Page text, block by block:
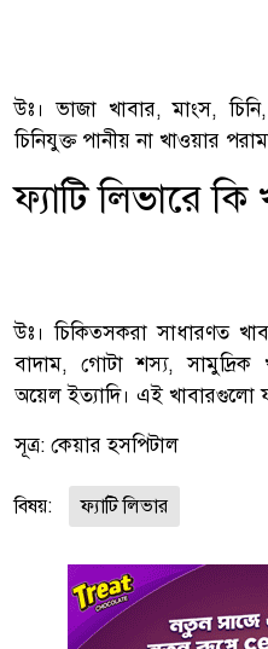
উঃ। ভাজা খাবার, মাংস,
চিনিযুক্ত পানীয় না খাওয়ার
ফ্যাটি লিভারে কি
উঃ। চিকিত্সকরা সাধারণত
বাদাম, গোটা শস্য,
অয়েল ইত্যাদি। এই খাবারগুলো
সূত্র: কেয়ার হসপিটাল
বিষয়: ফ্যাটি লিভার